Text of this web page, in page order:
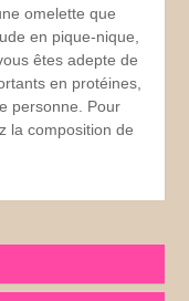
omelette que
en pique-nique,
êtes adepte de
en protéines,
personne. Pour
la composition de